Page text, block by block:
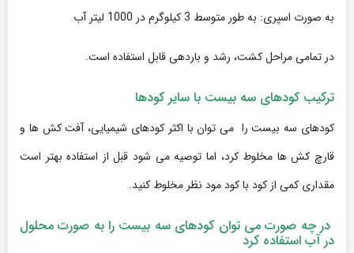
به صورت اسپری: به طور متوسط 3 کیلوگرم در 1000 لیتر آب
در تمامی مراحل کشت، رشد و باردهی قابل استفاده است.
ترکیب کودهای سه بیست با سایر کودها
کودهای سه بیست را می توان با اکثر کودهای شیمیایی، آفت کش ها و
قارچ کش ها مخلوط کرد، اما توصیه می شود قبل از استفاده بهتر است
مقداری کمی از کود با کود مود نظر مخلوط کنید.
در چه صورت می توان کودهای سه بیست را به صورت محلول
در آب استفاده کرد